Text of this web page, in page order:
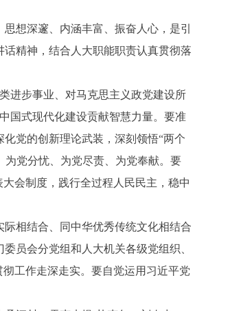
想深邃、内涵丰富、振奋人心，是引
精神，结合人大职能职责认真贯彻落
进步事业、对马克思主义政党建设所
国式现代化建设贡献智慧力量。要准
党的创新理论武装，深刻领悟“两个
为党分忧、为党尽责、为党奉献。要
会制度，践行全过程人民民主，稳中
相结合、同中华优秀传统文化相结合
员会分党组和人大机关各级党组织、
工作走深走实。要自觉运用习近平党